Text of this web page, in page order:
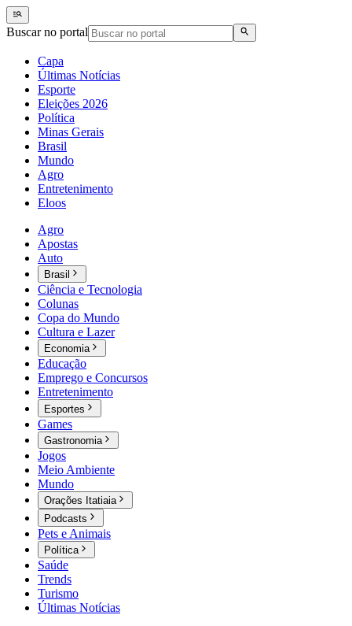
Buscar no portal
Capa
Últimas Notícias
Esporte
Eleições 2026
Política
Minas Gerais
Brasil
Mundo
Agro
Entretenimento
Eloos
Agro
Apostas
Auto
Brasil
Ciência e Tecnologia
Colunas
Copa do Mundo
Cultura e Lazer
Economia
Educação
Emprego e Concursos
Entretenimento
Esportes
Games
Gastronomia
Jogos
Meio Ambiente
Mundo
Orações Itatiaia
Podcasts
Pets e Animais
Política
Saúde
Trends
Turismo
Últimas Notícias